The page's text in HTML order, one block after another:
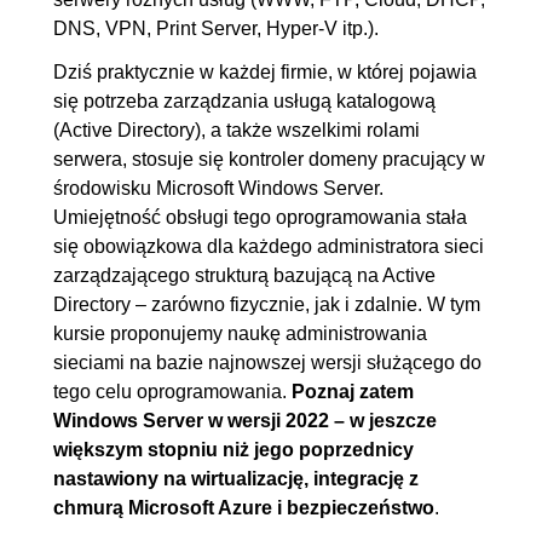
3. Użytkownicy i komputery usługi
3.1. Podłączenie stacji roboczej
do domeny
00:06:14
3.2. Konta i grupy
użytkowników. Jednostki
organizacyjne
00:23:30
3.3. Konta i grupy
użytkowników (PowerShell)
00:08:10
3.4. Tworzenie konta za
pomocą skryptu
4. GPO (zasady grupy) 01:27:36
4.1. Zasady kont użytkowników
00:10:17
4.2. Group Policy Management
00:24:00
DNS, VPN, Print Server, Hyper-V itp.).
Dziś praktycznie w każdej firmie, w której pojawia
się potrzeba zarządzania usługą katalogową
(Active Directory), a także wszelkimi rolami
serwera, stosuje się kontroler domeny pracujący w
środowisku Microsoft Windows Server.
Umiejętność obsługi tego oprogramowania stała
się obowiązkowa dla każdego administratora sieci
zarządzającego strukturą bazującą na Active
Directory – zarówno fizycznie, jak i zdalnie. W tym
kursie proponujemy naukę administrowania
sieciami na bazie najnowszej wersji służącego do
tego celu oprogramowania. Poznaj zatem
Windows Server w wersji 2022 – w jeszcze
większym stopniu niż jego poprzednicy
nastawiony na wirtualizację, integrację z
chmurą Microsoft Azure i bezpieczeństwo.